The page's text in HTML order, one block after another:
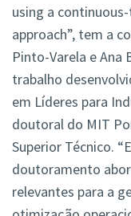
using a
approach”, tem a
Pinto-Varela e Ana
trabalho
em Líderes para
doutoral do MIT
Superior Técnico.
doutoramento
relevantes para a